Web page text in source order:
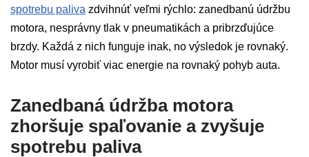
spotrebu paliva zdvihnúť veľmi rýchlo: zanedbanú údržbu
motora, nesprávny tlak v pneumatikách a pribrzďujúce
brzdy. Každá z nich funguje inak, no výsledok je rovnaký.
Motor musí vyrobiť viac energie na rovnaký pohyb auta.
Zanedbaná údržba motora
zhoršuje spaľovanie a zvyšuje
spotrebu paliva